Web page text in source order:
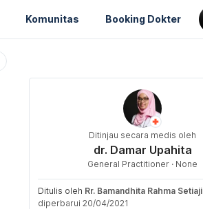
Komunitas Booking Dokter
Ditinjau secara medis oleh
dr. Damar Upahita
General Practitioner · None
Ditulis oleh Rr. Bamandhita Rahma Setiaji
diperbarui 20/04/2021